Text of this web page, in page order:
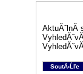
AktuĂˇlnĂ­
SoutÄ›Ĺľe